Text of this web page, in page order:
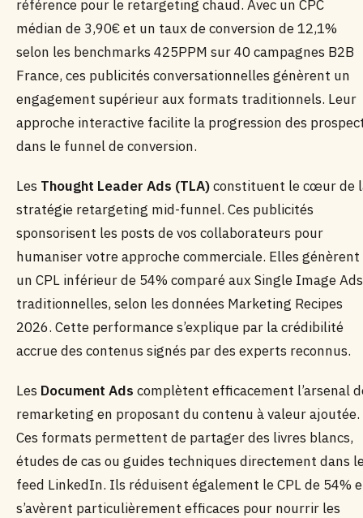
référence pour le retargeting chaud. Avec un CPC
médian de 3,90€ et un taux de conversion de 12,1%
selon les benchmarks 425PPM sur 40 campagnes B2B
France, ces publicités conversationnelles génèrent un
engagement supérieur aux formats traditionnels. Leur
approche interactive facilite la progression des
dans le funnel de conversion.
Les Thought Leader Ads (TLA)constituent le cœur de
stratégie retargeting mid-funnel. Ces publicités
sponsorisent les posts de vos collaborateurs pour
humaniser votre approche commerciale. Elles génèrent
un CPL inférieur de 54% comparé aux Single Image Ads
traditionnelles, selon les données Marketing Recipes
2026. Cette performance s’explique par la crédibilité
accrue des contenus signés par des experts reconnus.
Les Document Ads complètent efficacement l’arsenal
remarketing en proposant du contenu à valeur ajoutée.
Ces formats permettent de partager des livres blancs,
études de cas ou guides techniques directement dans
feed LinkedIn. Ils réduisent également le CPL de 54%
s’avèrent particulièrement efficaces pour nourrir les